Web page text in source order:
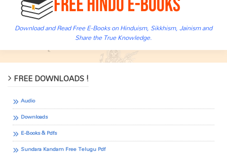
Download and Read Free E-Books on Hinduism, Sikkhism, Jainism and
Share the True Knowledge.
FREE DOWNLOADS !
Audio
Downloads
E-Books & Pdfs
Sundara Kandam Free Telugu Pdf